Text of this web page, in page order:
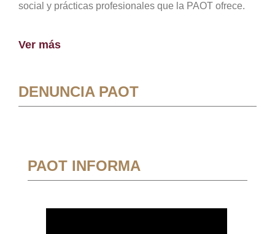
social y prácticas profesionales que la PAOT ofrece.
Ver más
DENUNCIA PAOT
PAOT INFORMA